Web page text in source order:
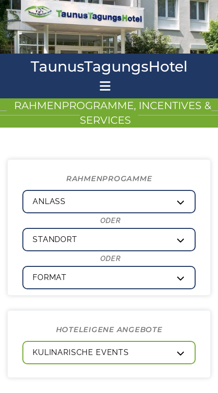
TaunusTagungsHotel
RAHMENPROGRAMME, INCENTIVES &
SERVICES
RAHMENPROGAMME
ANLASS
STANDORT
FORMAT
HOTELEIGENE ANGEBOTE
KULINARISCHE EVENTS